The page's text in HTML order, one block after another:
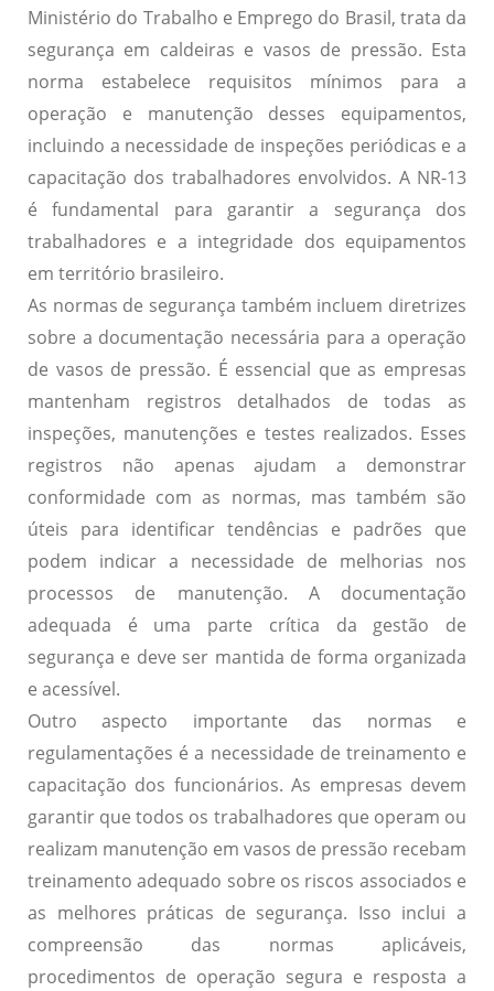
Ministério do Trabalho e Emprego do Brasil, trata da
segurança em caldeiras e vasos de pressão. Esta
norma estabelece requisitos mínimos para a
operação e manutenção desses equipamentos,
incluindo a necessidade de inspeções periódicas e a
capacitação dos trabalhadores envolvidos. A NR-13
é fundamental para garantir a segurança dos
trabalhadores e a integridade dos equipamentos
em território brasileiro.
As normas de segurança também incluem diretrizes
sobre a documentação necessária para a operação
de vasos de pressão. É essencial que as empresas
mantenham registros detalhados de todas as
inspeções, manutenções e testes realizados. Esses
registros não apenas ajudam a demonstrar
conformidade com as normas, mas também são
úteis para identificar tendências e padrões que
podem indicar a necessidade de melhorias nos
processos de manutenção. A documentação
adequada é uma parte crítica da gestão de
segurança e deve ser mantida de forma organizada
e acessível.
Outro aspecto importante das normas e
regulamentações é a necessidade de treinamento e
capacitação dos funcionários. As empresas devem
garantir que todos os trabalhadores que operam ou
realizam manutenção em vasos de pressão recebam
treinamento adequado sobre os riscos associados e
as melhores práticas de segurança. Isso inclui a
compreensão das normas aplicáveis,
procedimentos de operação segura e resposta a